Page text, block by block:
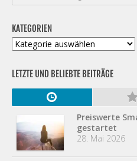
KATEGORIEN
Kategorien
LETZTE UND BELIEBTE BEITRÄGE
Preiswerte
gestartet
28. Mai 2026